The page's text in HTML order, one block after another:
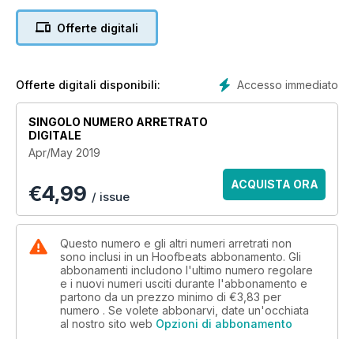
Offerte digitali
Accesso immediato
Offerte digitali disponibili:
SINGOLO NUMERO ARRETRATO
DIGITALE
Apr/May 2019
€4,99 / issue
ACQUISTA ORA
Questo numero e gli altri numeri arretrati non
sono inclusi in un Hoofbeats abbonamento. Gli
abbonamenti includono l'ultimo numero regolare
e i nuovi numeri usciti durante l'abbonamento e
partono da un prezzo minimo di €3,83 per
numero . Se volete abbonarvi, date un'occhiata
al nostro sito web Opzioni di abbonamento